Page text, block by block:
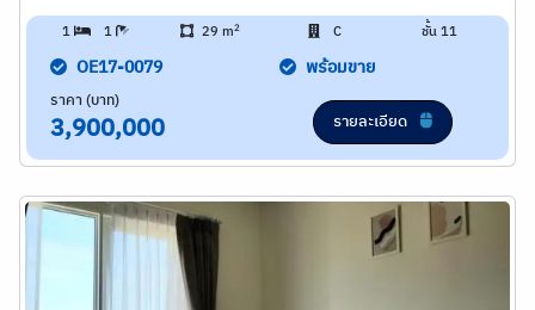
1 1 29 m2 C ชั้น 11
OE17-0079 พร้อมขาย
ราคา (บาท)
3,900,000 รายละเอียด